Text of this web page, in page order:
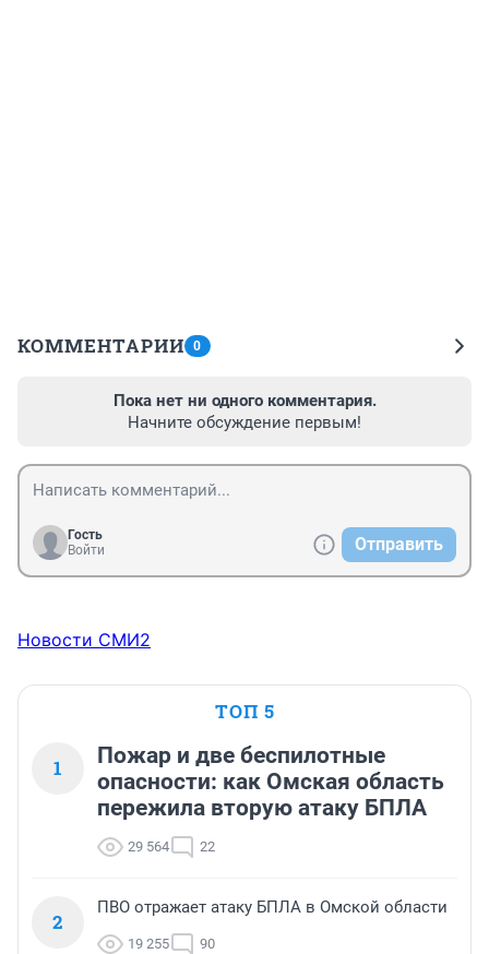
КОММЕНТАРИИ 0
Пока нет ни одного комментария.
Начните обсуждение первым!
Гость
Войти
Отправить
Новости СМИ2
ТОП 5
1
Пожар и две беспилотные
опасности: как Омская область
пережила вторую атаку БПЛА
29 564 22
2
ПВО отражает атаку БПЛА в Омской области
19 255 90